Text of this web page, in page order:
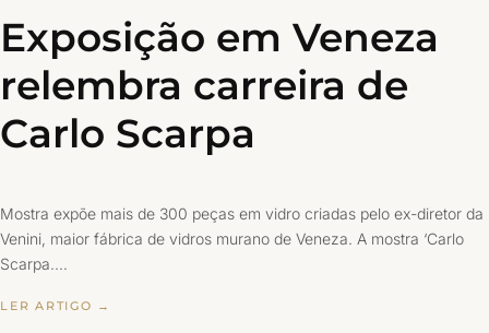
Exposição em Veneza
relembra carreira de
Carlo Scarpa
Mostra expõe mais de 300 peças em vidro criadas pelo ex-diretor da
Venini, maior fábrica de vidros murano de Veneza. A mostra ‘Carlo
Scarpa.…
LER ARTIGO →